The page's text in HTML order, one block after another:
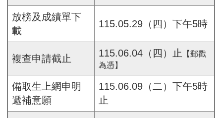
放榜及成績單下
載
115.05.29（四）下午5時
複查申請截止 115.06.04（四）止
【郵戳
為憑】
備取生上網申明
遞補意願
115.06.09（二）下午5時
止